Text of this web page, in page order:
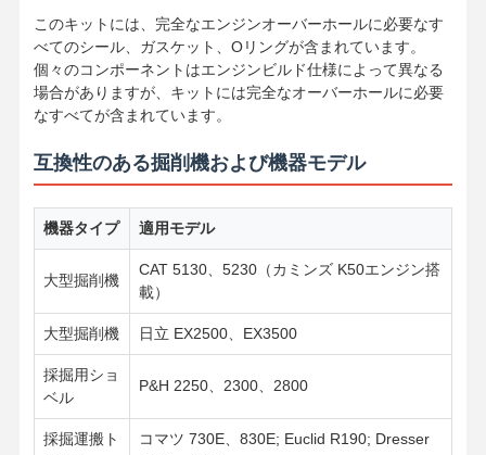
このキットには、完全なエンジンオーバーホールに必要なす
べてのシール、ガスケット、Oリングが含まれています。
個々のコンポーネントはエンジンビルド仕様によって異なる
場合がありますが、キットには完全なオーバーホールに必要
なすべてが含まれています。
互換性のある掘削機および機器モデル
機器タイプ 適用モデル
大型掘削機
CAT 5130、5230（カミンズ K50エンジン搭
載）
大型掘削機 日立 EX2500、EX3500
採掘用ショ
ベル
P&H 2250、2300、2800
採掘運搬ト
コマツ 730E、830E; Euclid R190; Dresser